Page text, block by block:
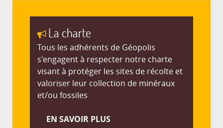
La charte
Tous les adhérents de Géopolis
s'engagent à respecter notre charte
visant à protéger les sites de récolte et
valoriser leur collection de minéraux
et/ou fossiles
EN SAVOIR PLUS